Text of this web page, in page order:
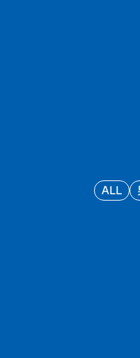
ALL